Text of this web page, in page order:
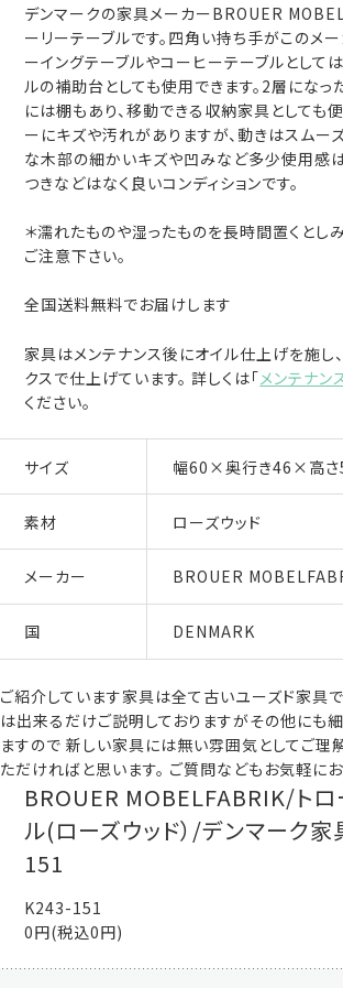
デンマークの家具メーカーBROUER
ーリーテーブルです。四角い持ち手がこのメ
ーイングテーブルやコーヒーテーブルとして
ルの補助台としても使用できます。2層になっ
には棚もあり、移動できる収納家具としても便
ーにキズや汚れがありますが、動きはスムー
な木部の細かいキズや凹みなど多少使用感
つきなどはなく良いコンディションです。
＊濡れたものや湿ったものを長時間置くとし
ご注意下さい。
全国送料無料でお届けします
家具はメンテナンス後にオイル仕上げを施し
クスで仕上げています。 詳しくは「メンテナン
ください。
サイズ 幅60×奥行き46×高さ
素材 ローズウッド
メーカー BROUER
国 DENMARK
ご紹介しています家具は全て古いユーズド家具
は出来るだけご説明しておりますがその他にも
ますので 新しい家具には無い雰囲気としてご理
ただければと思います。 ご質問などもお気軽にお
BROUER MOBELFABRIK/トロ
ル(ローズウッド）/デンマーク
151
K243-151
0円(税込0円)